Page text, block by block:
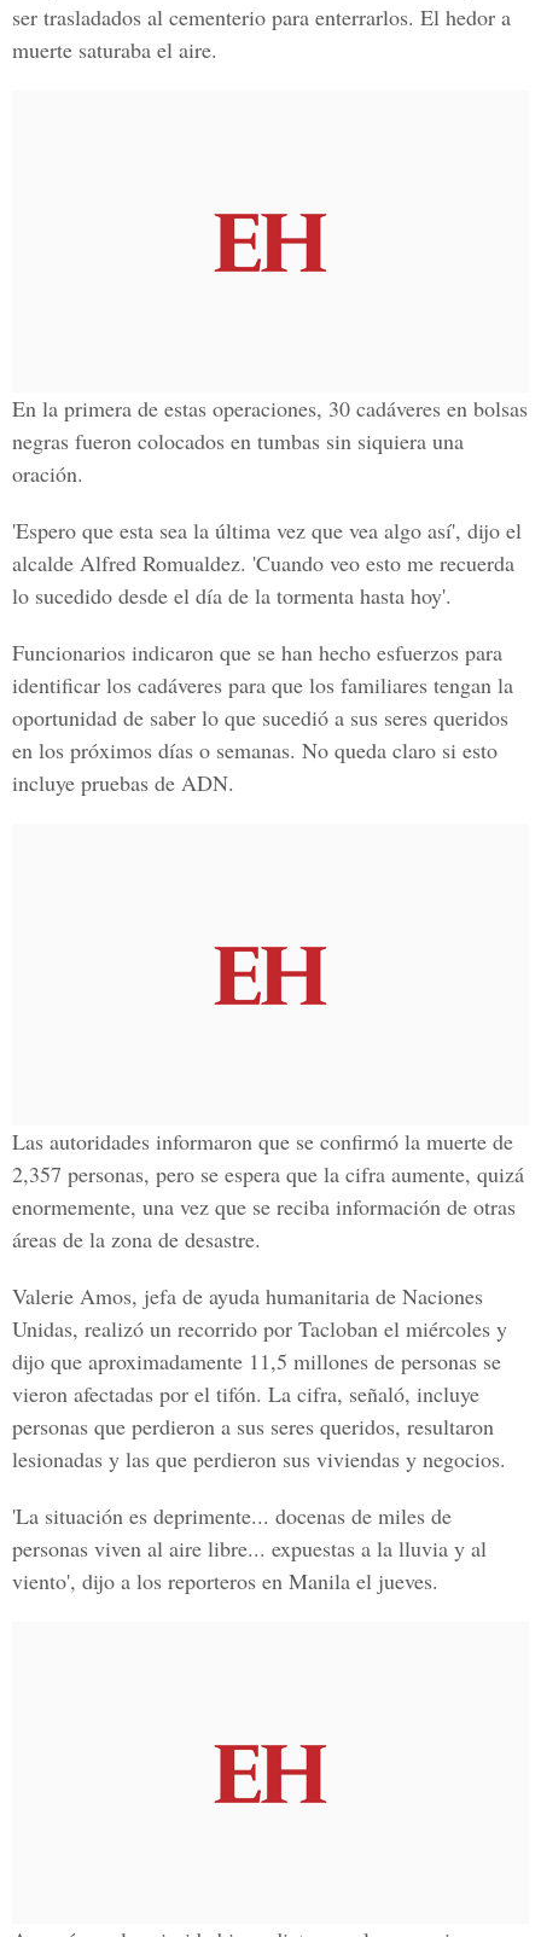
ser trasladados al cementerio para enterrarlos. El hedor a
muerte saturaba el aire.
En la primera de estas operaciones, 30 cadáveres en bolsas
negras fueron colocados en tumbas sin siquiera una
oración.
'Espero que esta sea la última vez que vea algo así', dijo el
alcalde Alfred Romualdez. 'Cuando veo esto me recuerda
lo sucedido desde el día de la tormenta hasta hoy'.
Funcionarios indicaron que se han hecho esfuerzos para
identificar los cadáveres para que los familiares tengan la
oportunidad de saber lo que sucedió a sus seres queridos
en los próximos días o semanas. No queda claro si esto
incluye pruebas de ADN.
Las autoridades informaron que se confirmó la muerte de
2,357 personas, pero se espera que la cifra aumente, quizá
enormemente, una vez que se reciba información de otras
áreas de la zona de desastre.
Valerie Amos, jefa de ayuda humanitaria de Naciones
Unidas, realizó un recorrido por Tacloban el miércoles y
dijo que aproximadamente 11,5 millones de personas se
vieron afectadas por el tifón. La cifra, señaló, incluye
personas que perdieron a sus seres queridos, resultaron
lesionadas y las que perdieron sus viviendas y negocios.
'La situación es deprimente... docenas de miles de
personas viven al aire libre... expuestas a la lluvia y al
viento', dijo a los reporteros en Manila el jueves.